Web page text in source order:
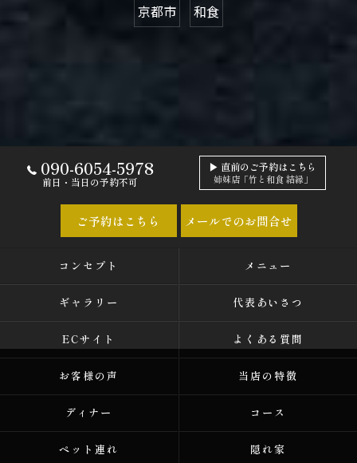
京都市 和食
090-6054-5978
前日・当日の予約不可
▶ 直前のご予約はこちら
姉妹店「竹と和食 結縁」
ご予約はこちら メールでのお問合せ
コンセプト メニュー
ギャラリー 代表あいさつ
ECサイト よくある質問
お客様の声 当店の特徴
ディナー コース
ペット連れ 隠れ家